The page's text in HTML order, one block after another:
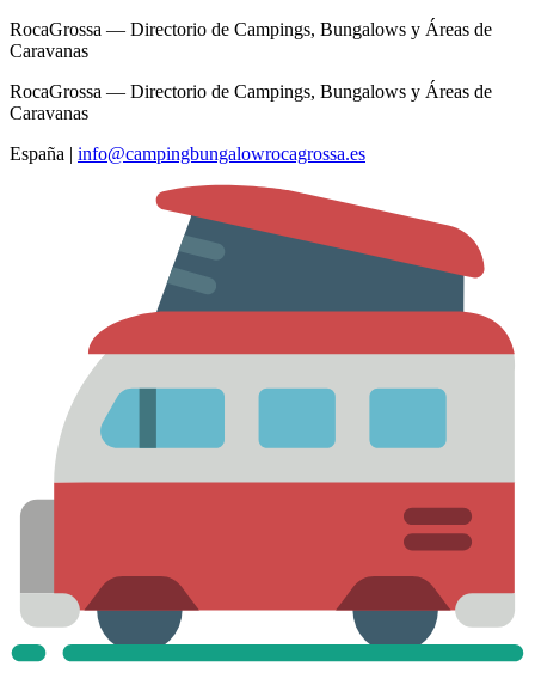
RocaGrossa — Directorio de Campings, Bungalows y Áreas de
Caravanas
RocaGrossa — Directorio de Campings, Bungalows y Áreas de
Caravanas
España | info@campingbungalowrocagrossa.es